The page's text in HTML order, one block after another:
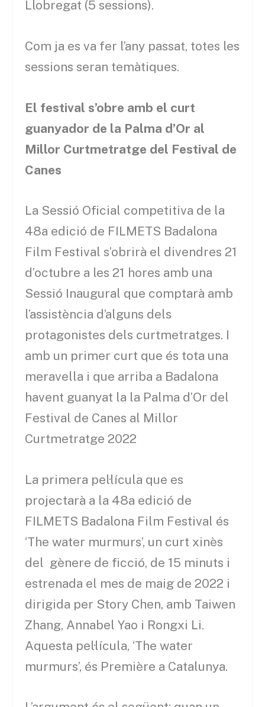
Llobregat (5 sessions).
Com ja es va fer l’any passat, totes les
sessions seran temàtiques.
El festival s’obre amb el curt
guanyador de la Palma d’Or al
Millor Curtmetratge del Festival de
Canes
La Sessió Oficial competitiva de la
48a edició de FILMETS Badalona
Film Festival s’obrirà el divendres 21
d’octubre a les 21 hores amb una
Sessió Inaugural que comptarà amb
l’assistència d’alguns dels
protagonistes dels curtmetratges. I
amb un primer curt que és tota una
meravella i que arriba a Badalona
havent guanyat la la Palma d’Or del
Festival de Canes al Millor
Curtmetratge 2022
La primera pel·lícula que es
projectarà a la 48a edició de
FILMETS Badalona Film Festival és
‘The water murmurs’, un curt xinès
del gènere de ficció, de 15 minuts i
estrenada el mes de maig de 2022 i
dirigida per Story Chen, amb Taiwen
Zhang, Annabel Yao i Rongxi Li.
Aquesta pel·lícula, ‘The water
murmurs’, és Première a Catalunya.